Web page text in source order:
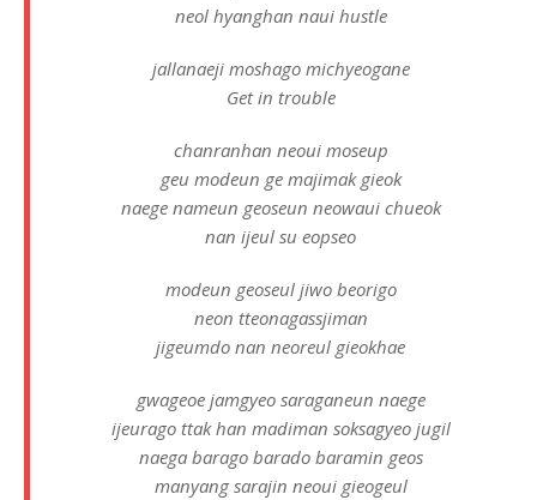
neol hyanghan naui hustle
jallanaeji moshago michyeogane
Get in trouble
chanranhan neoui moseup
geu modeun ge majimak gieok
naege nameun geoseun neowaui chueok
nan ijeul su eopseo
modeun geoseul jiwo beorigo
neon tteonagassjiman
jigeumdo nan neoreul gieokhae
gwageoe jamgyeo saraganeun naege
ijeurago ttak han madiman soksagyeo jugil
naega barago barado baramin geos
manyang sarajin neoui gieogeul